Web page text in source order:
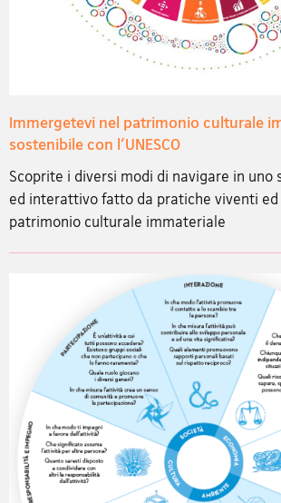
Immergetevi nel patrimonio culturale
sostenibile con l'UNESCO
Scoprite i diversi modi di navigare in uno
ed interattivo fatto da pratiche viventi ed
patrimonio culturale immateriale